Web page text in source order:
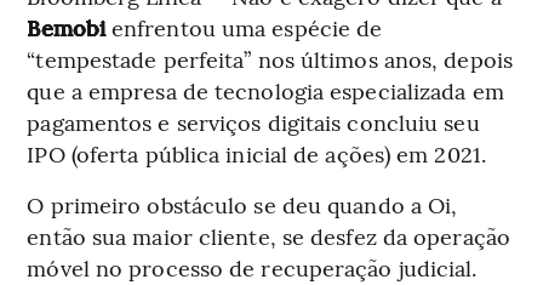
Bemobienfrentou uma espécie de
“tempestade perfeita” nos últimos anos, depois
que a empresa de tecnologia especializada em
pagamentos e serviços digitais concluiu seu
IPO (oferta pública inicial de ações) em 2021.
O primeiro obstáculo se deu quando a Oi,
então sua maior cliente, se desfez da operação
móvel no processo de recuperação judicial.